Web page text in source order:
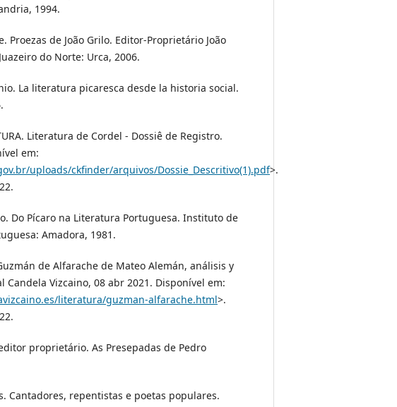
1994.
Proezas de João Grilo. Editor-Proprietário João
do Norte: Urca, 2006.
La literatura picaresca desde la historia social.
Literatura de Cordel - Dossiê de Registro.
em:
uploads/ckfinder/arquivos/Dossie_Descritivo(1).pdf>.
Do Pícaro na Literatura Portuguesa. Instituto de
Amadora, 1981.
de Alfarache de Mateo Alemán, análisis y
Candela Vizcaino, 08 abr 2021. Disponível em:
literatura/guzman-alfarache.html>.
editor proprietário. As Presepadas de Pedro
Cantadores, repentistas e poetas populares.